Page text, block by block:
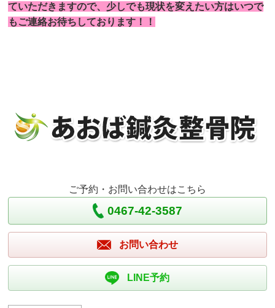
ていただきますので、少しでも現状を変えたい方はいつで
もご連絡お待ちしております！
！
ご予約・お問い合わせはこちら
0467-42-3587
お問い合わせ
LINE予約